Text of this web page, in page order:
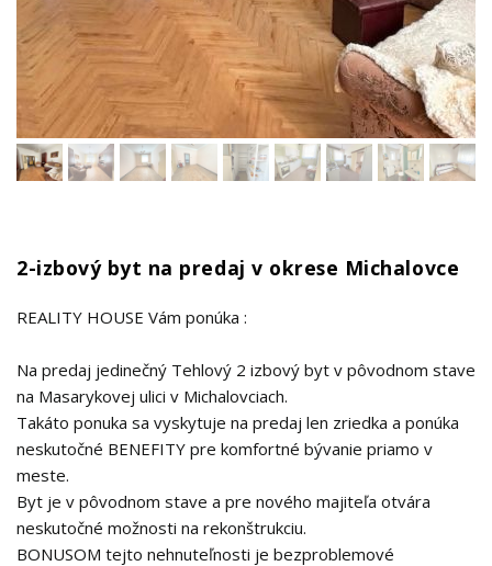
2-izbový byt na predaj v okrese Michalovce
REALITY HOUSE Vám ponúka :
Na predaj jedinečný Tehlový 2 izbový byt v pôvodnom stave
na Masarykovej ulici v Michalovciach.
Takáto ponuka sa vyskytuje na predaj len zriedka a ponúka
neskutočné BENEFITY pre komfortné bývanie priamo v
meste.
Byt je v pôvodnom stave a pre nového majiteľa otvára
neskutočné možnosti na rekonštrukciu.
BONUSOM tejto nehnuteľnosti je bezproblemové